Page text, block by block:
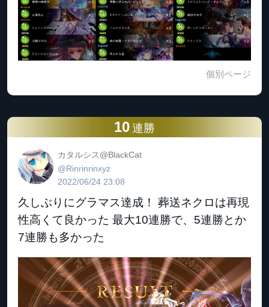
個別ページ
10 連勝
カタルシス@BlackCat
@Rinrinrinxyz
2022/06/24 23:08
久しぶりにグラマス達成！ 葬送ネクロは再現
性高くて良かった 最大10連勝で、5連勝とか
7連勝も多かった